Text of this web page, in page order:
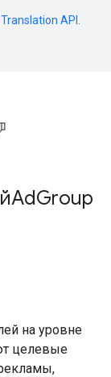
API
Group
на уровне
целевые